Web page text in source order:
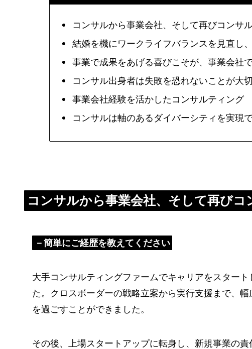
コンサルから事業会社、そして再びコンサ
結婚を機にワークライフバランスを見直し
事業で成果をあげる喜びこそが、事業会社
コンサル出身者は失敗を恐れないことが大切
事業会社経験を活かしたコンサルティング
コンサルは軸のあるダイバーシティを実現
コンサルから事業会社、そして再びコ
－簡単にご経歴を教えてください
大手コンサルティングファームでキャリアをスター
た。クロスボーダーの戦略立案から実行支援まで、
を過ごすことができました。
その後、上場スタートアップに転身し、新規事業の